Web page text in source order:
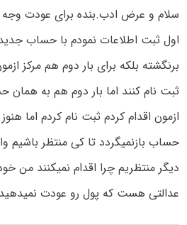
سلام و عرض ادب.بنده برای عودت وجه
اول ثبت اطلاعات نمودم با حساب
برنگشته بلکه برای بار دوم هم مرکز
ثبت نام کنند اما بار دوم هم به همان
ازمون اقدام کردم ثبت نام کردم اما
حساب بازنمیگردد تا کی منتظر باشیم
دیگر منتظریم چرا اقدام نمیکنند من
عدالتی هست که پول رو عودت